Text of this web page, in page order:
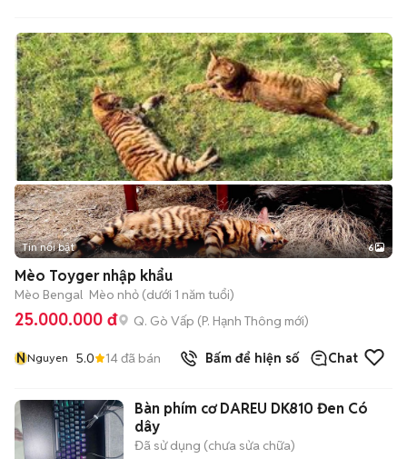
+2
Tin nổi bật 6
Mèo Toyger nhập khẩu
Mèo Bengal Mèo nhỏ (dưới 1 năm tuổi)
25.000.000 đ Q. Gò Vấp (P. Hạnh Thông mới)
NNguyen 5.0 14đã bán Bấm để hiện số Chat
Bàn phím cơ DAREU DK810 Đen Có
dây
Đã sử dụng (chưa sửa chữa)